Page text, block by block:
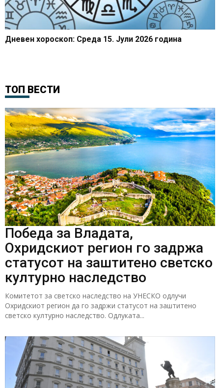
Дневен хороскоп: Среда 15. Јули 2026 година
ТОП ВЕСТИ
Победа за Владата,
Охридскиот регион го задржа
статусот на заштитено светско
културно наследство
Комитетот за светско наследство на УНЕСКО одлучи
Охридскиот регион да го задржи статусот на заштитено
светско културно наследство. Одлуката...